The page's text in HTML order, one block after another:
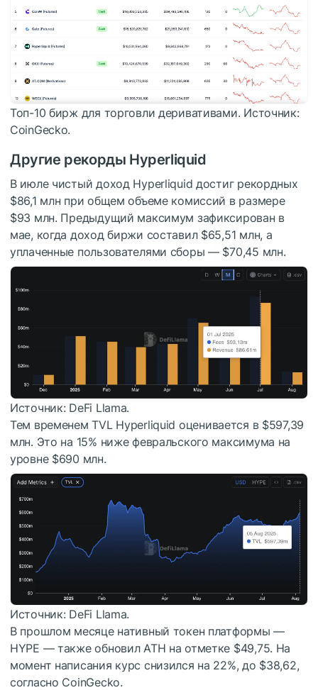
Топ-10 бирж для торговли деривативами. Источник:
CoinGecko.
Другие рекорды Hyperliquid
В июле чистый доход Hyperliquid достиг рекордных
$86,1 млн при общем объеме комиссий в размере
$93 млн. Предыдущий максимум зафиксирован в
мае, когда доход биржи составил $65,51 млн, а
уплаченные пользователями сборы — $70,45 млн.
Источник: DeFi Llama.
Тем временемTVL Hyperliquid оценивается в $597,39
млн. Это на 15% ниже февральского максимума на
уровне $690 млн.
Источник: DeFi Llama.
В прошлом месяце нативный токен платформы —
HYPE — также обновил ATH на отметке $49,75. На
момент написания курс снизился на 22%, до $38,62,
согласно CoinGecko.